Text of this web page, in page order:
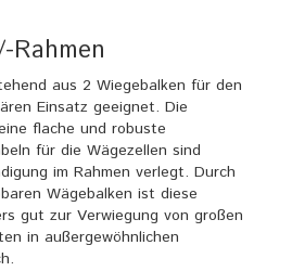
Rahmen
aus 2 Wiegebalken für den
Einsatz geeignet. Die
flache und robuste
für die Wägezellen sind
im Rahmen verlegt. Durch
Wägebalken ist diese
gut zur Verwiegung von großen
in außergewöhnlichen